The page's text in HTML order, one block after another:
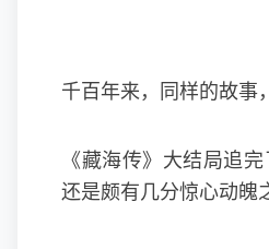
千百年来，同样的故事
《藏海传》大结局追
还是颇有几分惊心动魄